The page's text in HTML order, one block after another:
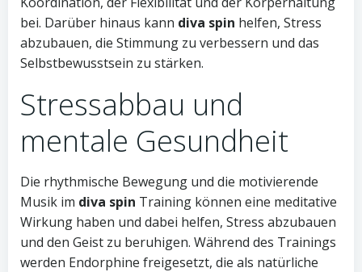
bei. Darüber hinaus kann diva spin helfen, Stress
abzubauen, die Stimmung zu verbessern und das
Selbstbewusstsein zu stärken.
Stressabbau und
mentale Gesundheit
Die rhythmische Bewegung und die motivierende
Musik im diva spin Training können eine meditative
Wirkung haben und dabei helfen, Stress abzubauen
und den Geist zu beruhigen. Während des Trainings
werden Endorphine freigesetzt, die als natürliche